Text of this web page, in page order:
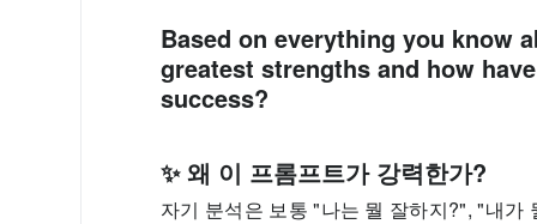
Based on everything you know
greatest strengths and how
success?
✨ 왜 이 프롬프트가 강력한가?
자기 분석은 보통 "나는 뭘 잘하지?", "내가